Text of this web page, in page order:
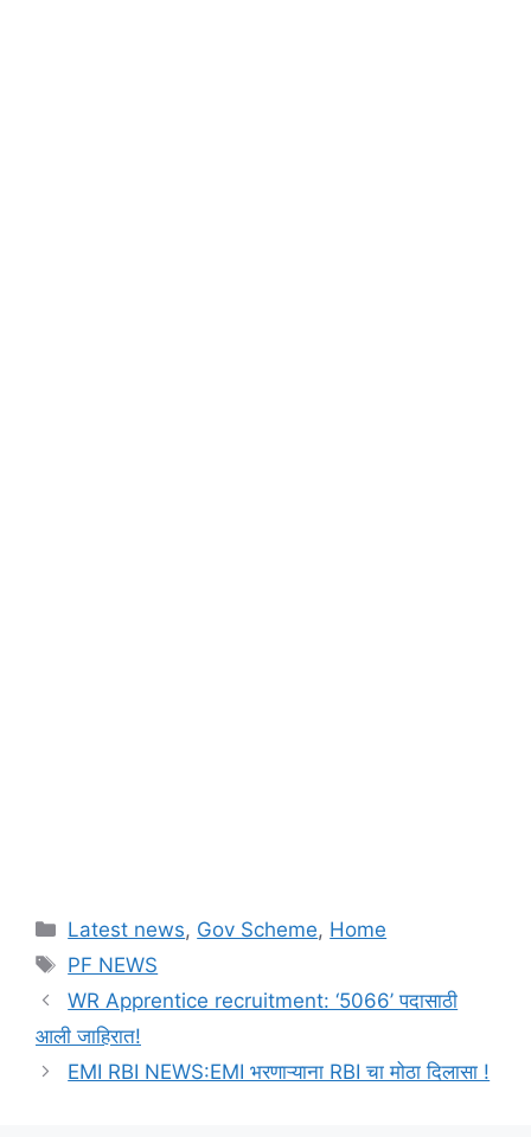
Categories
Latest news, Gov Scheme, Home
Tags
PF NEWS
WR Apprentice recruitment: ‘5066’ पदासाठी
आली जाहिरात!
EMI RBI NEWS:EMI भरणाऱ्याना RBI चा मोठा दिलासा !